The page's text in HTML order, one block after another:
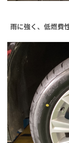
雨に強く、低燃費